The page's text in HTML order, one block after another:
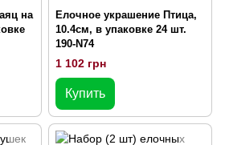
на
Елочное украшение Птица,
10.4см, в упаковке 24 шт.
190-N74
1 102 грн
Купить